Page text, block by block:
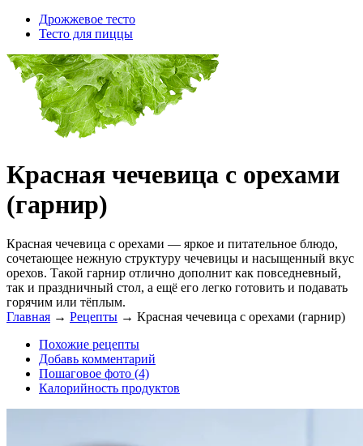
Дрожжевое тесто
Тесто для пиццы
Красная чечевица с орехами
(гарнир)
Красная чечевица с орехами — яркое и питательное блюдо,
сочетающее нежную структуру чечевицы и насыщенный вкус
орехов. Такой гарнир отлично дополнит как повседневный,
так и праздничный стол, а ещё его легко готовить и подавать
горячим или тёплым.
Главная → Рецепты → Красная чечевица с орехами (гарнир)
Похожие рецепты
Добавь комментарий
Пошаговое фото (4)
Калорийность продуктов